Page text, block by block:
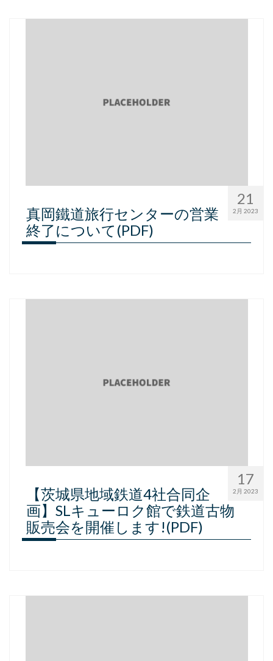
21
2月 2023
真岡鐵道旅行センターの営業
終了について(PDF)
17
2月 2023
【茨城県地域鉄道4社合同企
画】SLキューロク館で鉄道古物
販売会を開催します!(PDF)